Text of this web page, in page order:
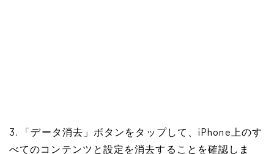
3. 「データ消去」ボタンをタップして、iPhone上のす
べてのコンテンツと設定を消去することを確認しま